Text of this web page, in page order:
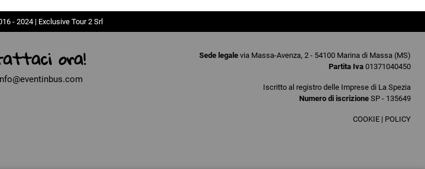
- 2024 | Exclusive Tour 2 Srl
ora! Sede legale via Massa-Avenza, 2 - 54100 Marina di Massa (MS)
Partita Iva 01371040450
Iscritto al registro delle Imprese di La Spezia
Numero di iscrizione SP - 135649
COOKIE | POLICY